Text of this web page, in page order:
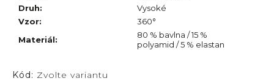
Druh:
Vysoké
Vzor:
360°
Materiál:
80 % bavlna / 15 %
polyamid / 5 % elastan
Kód: Zvolte variantu